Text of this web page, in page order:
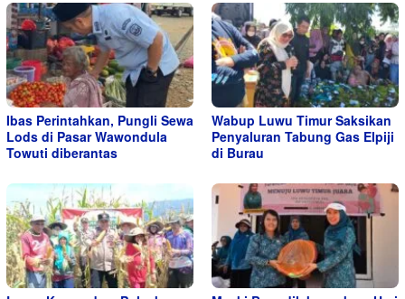
Ibas Perintahkan, Pungli Sewa
Lods di Pasar Wawondula
Towuti diberantas
Wabup Luwu Timur Saksikan
Penyaluran Tabung Gas Elpiji
di Burau